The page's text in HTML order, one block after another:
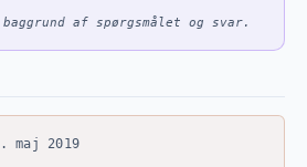
af spørgsmålet og svar.
maj 2019